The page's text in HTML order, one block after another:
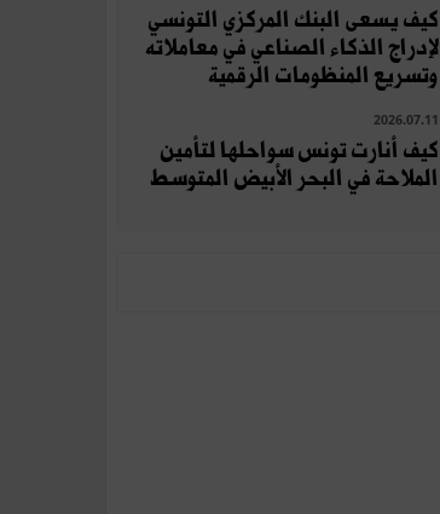
كيف يسعى البنك المركزي التونسي
لإدراج الذكاء الصناعي في معاملاته
وتسريع المنظومات الرقمية
2026.07.11
كيف أنارت تونس سواحلها لتأمين
الملاحة في البحر الأبيض المتوسط